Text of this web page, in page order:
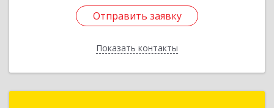
Отправить заявку
Показать контакты
Отправить заявку
Назад